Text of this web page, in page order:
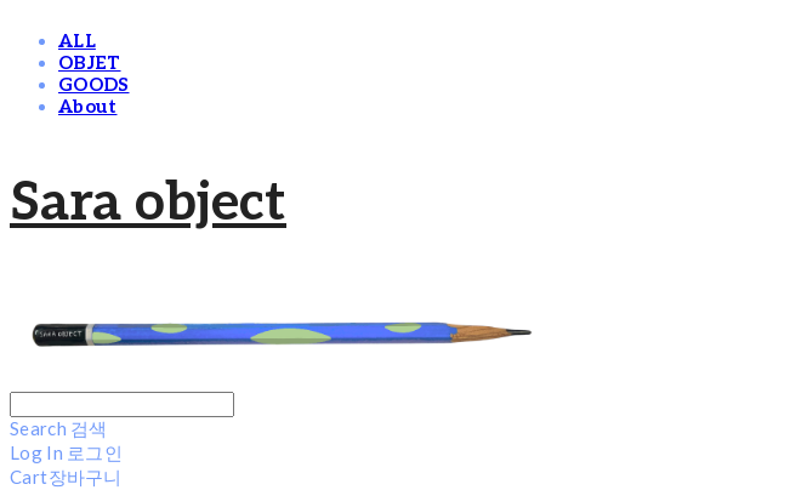
ALL
OBJET
GOODS
About
Sara object
Search 검색
Log In 로그인
Cart장바구니